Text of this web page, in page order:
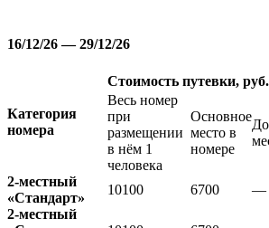
16/12/26 — 29/12/26
Категория
номера
Стоимость путевки,
Весь номер
при
размещении
в нём 1
человека
Основное
место в
номере
2-местный
«Стандарт»
10100 6700 —
2-местный